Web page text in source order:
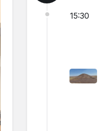
15:30